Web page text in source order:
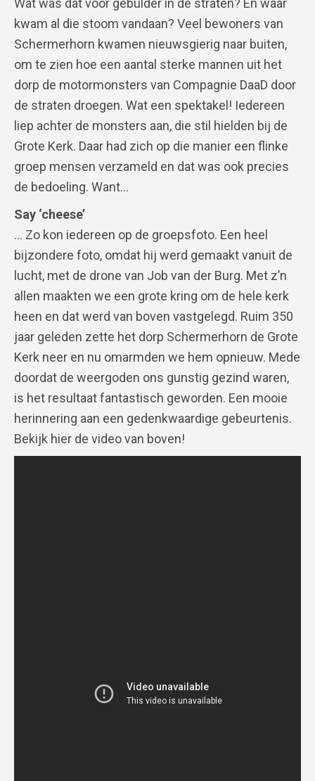
Wat was dat voor gebulder in de straten? En waar
kwam al die stoom vandaan? Veel bewoners van
Schermerhorn kwamen nieuwsgierig naar buiten,
om te zien hoe een aantal sterke mannen uit het
dorp de motormonsters van Compagnie DaaD door
de straten droegen. Wat een spektakel! Iedereen
liep achter de monsters aan, die stil hielden bij de
Grote Kerk. Daar had zich op die manier een flinke
groep mensen verzameld en dat was ook precies
de bedoeling. Want…
Say ‘cheese’
… Zo kon iedereen op de groepsfoto. Een heel
bijzondere foto, omdat hij werd gemaakt vanuit de
lucht, met de drone van Job van der Burg. Met z’n
allen maakten we een grote kring om de hele kerk
heen en dat werd van boven vastgelegd. Ruim 350
jaar geleden zette het dorp Schermerhorn de Grote
Kerk neer en nu omarmden we hem opnieuw. Mede
doordat de weergoden ons gunstig gezind waren,
is het resultaat fantastisch geworden. Een mooie
herinnering aan een gedenkwaardige gebeurtenis.
Bekijk hier de video van boven!